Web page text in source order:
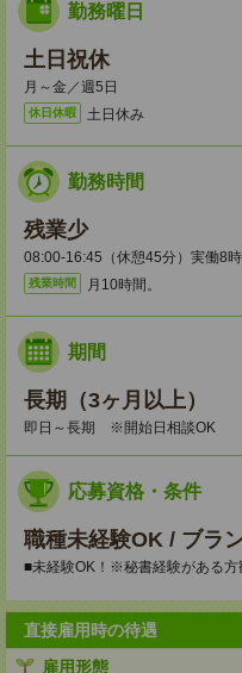
勤務曜日
土日祝休
月～金／週5日
休日休暇 土日休み
勤務時間
残業少
08:00-16:45（休憩45分）実働8時
残業時間 月10時間。
期間
長期（3ヶ月以上）
即日～長期 ※開始日相談OK
応募資格・条件
職種未経験OK / ブラ
■未経験OK！※秘書経験がある方
直接雇用時の待遇
雇用形態